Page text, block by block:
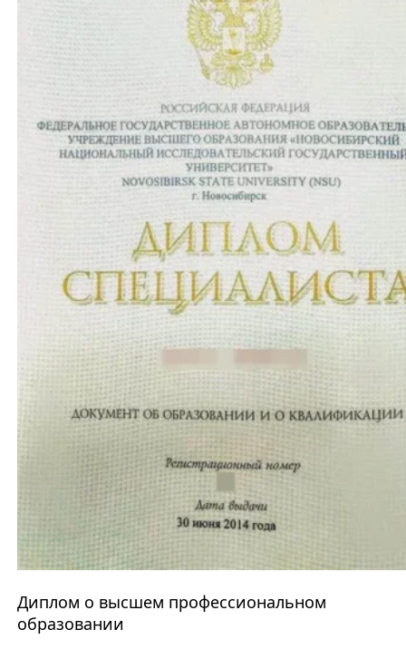
Диплом о высшем профессиональном
образовании